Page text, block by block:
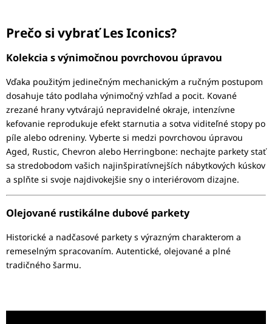
Prečo si vybrať Les Iconics?
Kolekcia s výnimočnou povrchovou úpravou
Vďaka použitým jedinečným mechanickým a ručným postupom
dosahuje táto podlaha výnimočný vzhľad a pocit. Kované
zrezané hrany vytvárajú nepravidelné okraje, intenzívne
kefovanie reprodukuje efekt starnutia a sotva viditeľné stopy po
píle alebo odreniny. Vyberte si medzi povrchovou úpravou
Aged, Rustic, Chevron alebo Herringbone: nechajte parkety stať
sa stredobodom vašich najinšpiratívnejších nábytkových kúskov
a splňte si svoje najdivokejšie sny o interiérovom dizajne.
Olejované rustikálne dubové parkety
Historické a nadčasové parkety s výrazným charakterom a
remeselným spracovaním. Autentické, olejované a plné
tradičného šarmu.